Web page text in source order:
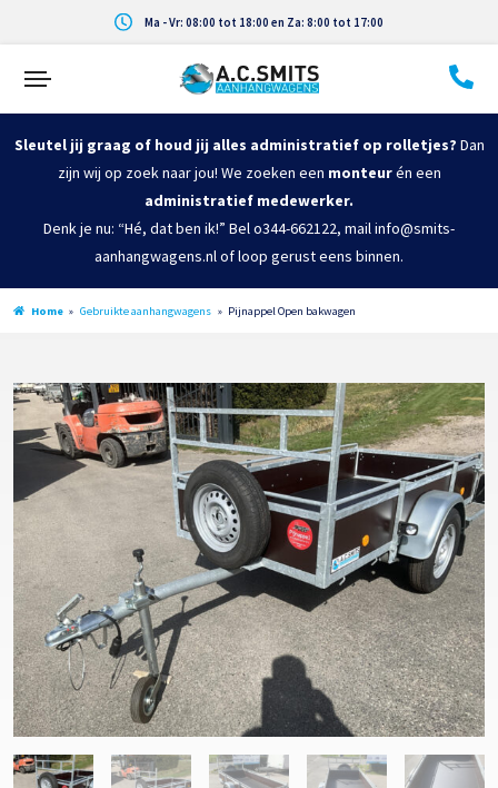
Ma - Vr: 08:00 tot 18:00 en Za: 8:00 tot 17:00
Sleutel jij graag of houd jij alles administratief op rolletjes? Dan
zijn wij op zoek naar jou! We zoeken een monteurén een
administratief medewerker.
Denk je nu: “Hé, dat ben ik!” Bel o344-662122, mail info@smits-
aanhangwagens.nl of loop gerust eens binnen.
Home » Gebruikte aanhangwagens » Pijnappel Open bakwagen